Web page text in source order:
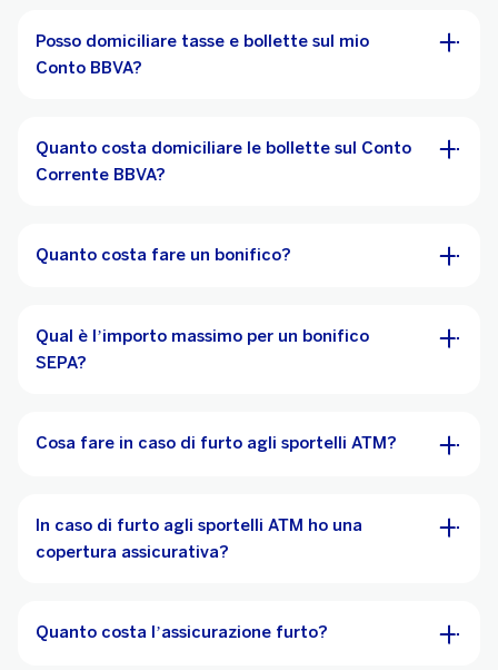
Posso domiciliare tasse e bollette sul mio
Conto BBVA?
Quanto costa domiciliare le bollette sul Conto
Corrente BBVA?
Quanto costa fare un bonifico?
Qual è l’importo massimo per un bonifico
SEPA?
Cosa fare in caso di furto agli sportelli ATM?
In caso di furto agli sportelli ATM ho una
copertura assicurativa?
Quanto costa l’assicurazione furto?